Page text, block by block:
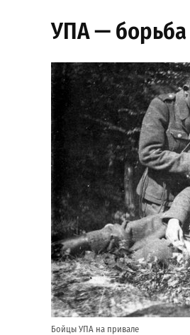
УПА — борьба
Бойцы УПА на привале